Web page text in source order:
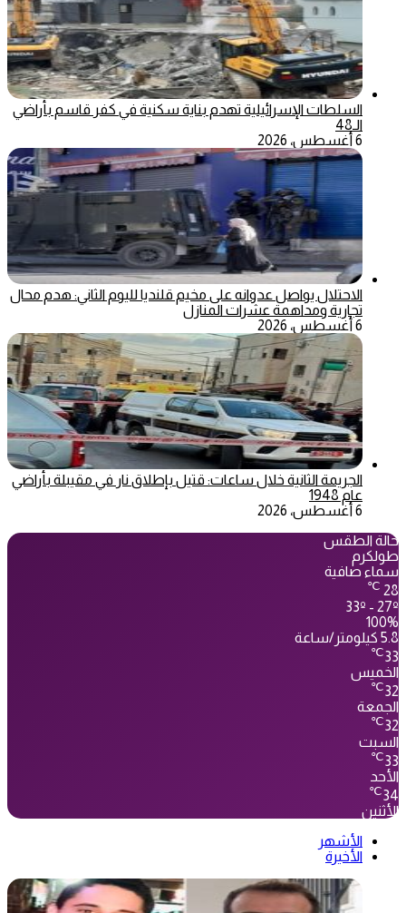
السلطات الإسرائيلية تهدم بناية سكنية في كفر قاسم بأراضي
الـ48
6 أغسطس، 2026
الاحتلال يواصل عدوانه على مخيم قلنديا لليوم الثاني: هدم محال
تجارية ومداهمة عشرات المنازل
6 أغسطس، 2026
الجريمة الثانية خلال ساعات: قتيل بإطلاق نار في مقيبلة بأراضي
عام 1948
6 أغسطس، 2026
حالة الطقس
طولكرم
سماء صافية
28
℃
33º - 27º
100%
5.8 كيلومتر/ساعة
33
℃
الخميس
32
℃
الجمعة
32
℃
السبت
33
℃
الأحد
34
℃
الأثنين
الأشهر
الأخيرة